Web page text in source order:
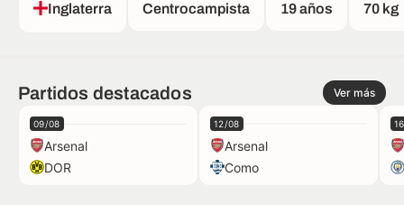
Inglaterra Centrocampista 19 años 70 kg
Partidos destacados Ver más
09/08
Arsenal
DOR
12/08
Arsenal
Como